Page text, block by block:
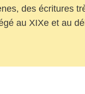
des écritures
au XIXe et au